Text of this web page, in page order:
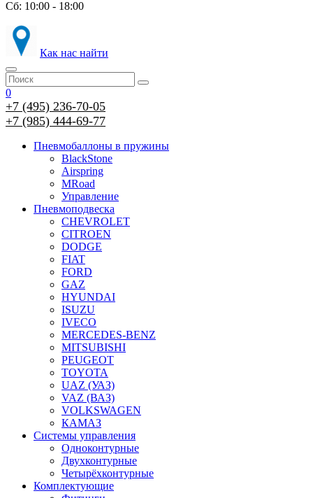
Сб: 10:00 - 18:00
Как нас найти
0
+7 (495) 236-70-05
+7 (985) 444-69-77
Пневмобаллоны в пружины
BlackStone
Airspring
MRoad
Управление
Пневмоподвеска
CHEVROLET
CITROEN
DODGE
FIAT
FORD
GAZ
HYUNDAI
ISUZU
IVECO
MERCEDES-BENZ
MITSUBISHI
PEUGEOT
TOYOTA
UAZ (УАЗ)
VAZ (ВАЗ)
VOLKSWAGEN
КАМАЗ
Системы управления
Одноконтурные
Двухконтурные
Четырёхконтурные
Комплектующие